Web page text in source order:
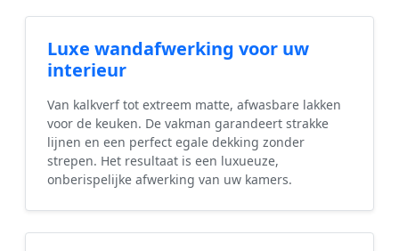
Luxe wandafwerking voor uw
interieur
Van kalkverf tot extreem matte, afwasbare lakken
voor de keuken. De vakman garandeert strakke
lijnen en een perfect egale dekking zonder
strepen. Het resultaat is een luxueuze,
onberispelijke afwerking van uw kamers.